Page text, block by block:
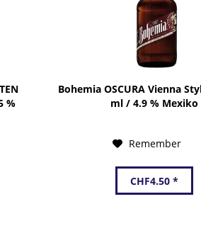
%
Bohemia OSCURA Vienna
ml / 4.9 % Mexiko
Remember
CHF4.50 *